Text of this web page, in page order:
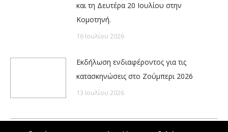
και τη Δευτέρα 20 Ιουλίου στην
Κομοτηνή.
16 Ιουλίου 2026
Εκδήλωση ενδιαφέροντος για τις
κατασκηνώσεις στο Ζούμπερι 2026
13 Ιουλίου 2026